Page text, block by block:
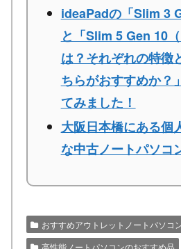
ideaPadの「Slim 3
と「Slim 5 Gen 10
は？それぞれの特徴
ちらがおすすめか？
てみました！
大阪日本橋にある個
な中古ノートパソコ
おすすめアウトレットノートパソコ